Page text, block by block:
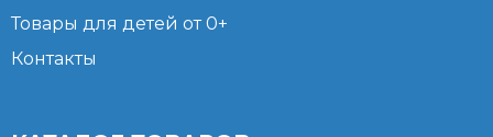
Товары для детей от 0+
Контакты